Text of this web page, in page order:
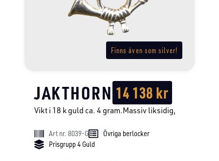
Finns även som silver!
JAKTHORN 14 138kr
Vikt i 18 k guld ca. 4 gram.Massiv liksidig,
Art nr. 8039-G
Övriga berlocker
Prisgrupp 4 Guld